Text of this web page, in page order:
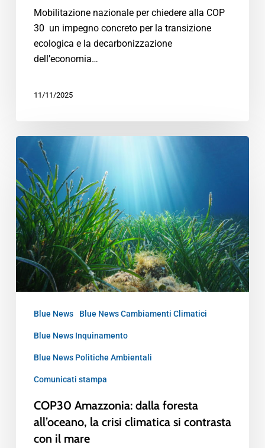
Mobilitazione nazionale per chiedere alla COP
30 un impegno concreto per la transizione
ecologica e la decarbonizzazione
dell’economia…
11/11/2025
Blue News Blue News Cambiamenti Climatici
Blue News Inquinamento
Blue News Politiche Ambientali
Comunicati stampa
COP30 Amazzonia: dalla foresta
all’oceano, la crisi climatica si contrasta
con il mare